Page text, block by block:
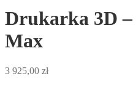
Drukarka 3D
Max
3 925,00 zł